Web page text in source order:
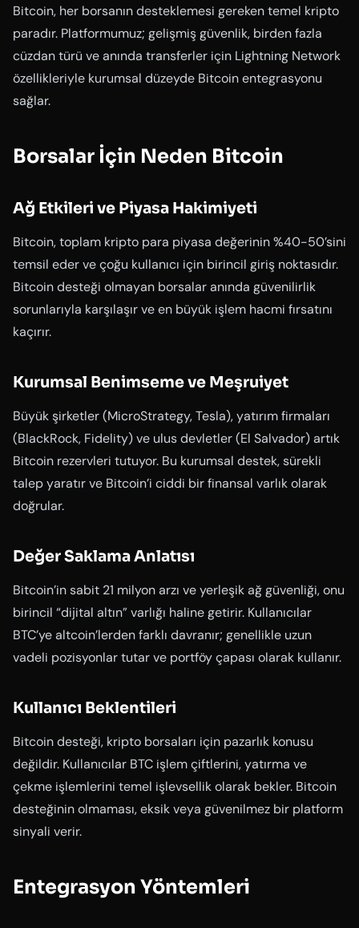
Bitcoin, her borsanın desteklemesi gereken temel kripto
paradır. Platformumuz; gelişmiş güvenlik, birden fazla
cüzdan türü ve anında transferler için Lightning Network
özellikleriyle kurumsal düzeyde Bitcoin entegrasyonu
sağlar.
Borsalar İçin Neden Bitcoin
Ağ Etkileri ve Piyasa Hakimiyeti
Bitcoin, toplam kripto para piyasa değerinin %40-50’sini
temsil eder ve çoğu kullanıcı için birincil giriş noktasıdır.
Bitcoin desteği olmayan borsalar anında güvenilirlik
sorunlarıyla karşılaşır ve en büyük işlem hacmi fırsatını
kaçırır.
Kurumsal Benimseme ve Meşruiyet
Büyük şirketler (MicroStrategy, Tesla), yatırım firmaları
(BlackRock, Fidelity) ve ulus devletler (El Salvador) artık
Bitcoin rezervleri tutuyor. Bu kurumsal destek, sürekli
talep yaratır ve Bitcoin’i ciddi bir finansal varlık olarak
doğrular.
Değer Saklama Anlatısı
Bitcoin’in sabit 21 milyon arzı ve yerleşik ağ güvenliği, onu
birincil “dijital altın” varlığı haline getirir. Kullanıcılar
BTC’ye altcoin’lerden farklı davranır; genellikle uzun
vadeli pozisyonlar tutar ve portföy çapası olarak kullanır.
Kullanıcı Beklentileri
Bitcoin desteği, kripto borsaları için pazarlık konusu
değildir. Kullanıcılar BTC işlem çiftlerini, yatırma ve
çekme işlemlerini temel işlevsellik olarak bekler. Bitcoin
desteğinin olmaması, eksik veya güvenilmez bir platform
sinyali verir.
Entegrasyon Yöntemleri